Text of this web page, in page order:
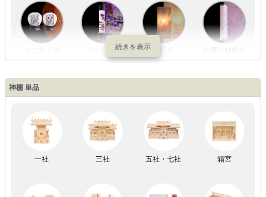
コードレス
工
LED灯 七色LED灯 和紙・絹製 木・竹製
神棚 単品
一社 三社 五社・七社 箱宮